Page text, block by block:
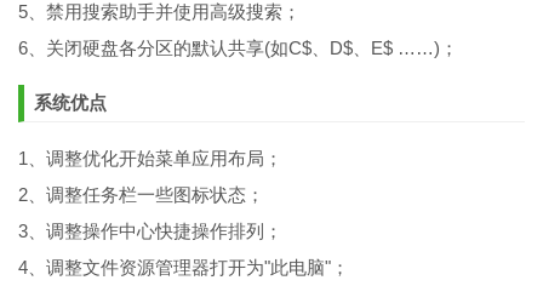
5、禁用搜索助手并使用高级搜索；
6、关闭硬盘各分区的默认共享(如C$、D$、E$ ……)；
系统优点
1、调整优化开始菜单应用布局；
2、调整任务栏一些图标状态；
3、调整操作中心快捷操作排列；
4、调整文件资源管理器打开为"此电脑"；